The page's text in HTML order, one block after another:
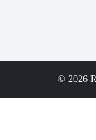
© 2026